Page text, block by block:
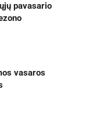
pavasario
vasaros